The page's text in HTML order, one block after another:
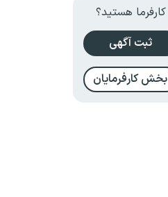
کارفرما هستید؟
ثبت آگهی
بخش کارفرمایان